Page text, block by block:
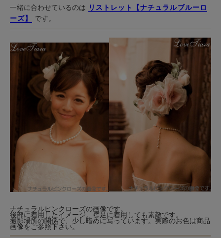
一緒に合わせているのは リストレット【ナチュラルブルーロ
ーズ】
です。
ナチュラルピンクローズの画像です。
後部に着用したイメージ。襟足に着用しても素敵です。
撮影場所の関係で、少し暗めに写っています。実際のお色は商品
画像をご参照下さい。